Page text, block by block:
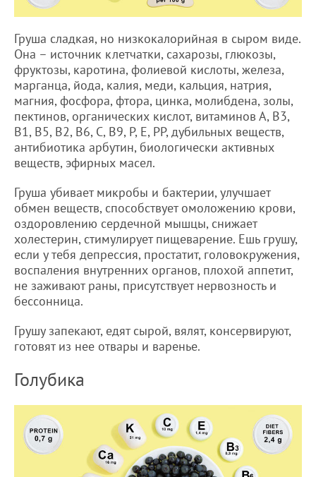
Груша сладкая, но низкокалорийная в сыром виде.
Она – источник клетчатки, сахарозы, глюкозы,
фруктозы, каротина, фолиевой кислоты, железа,
марганца, йода, калия, меди, кальция, натрия,
магния, фосфора, фтора, цинка, молибдена, золы,
пектинов, органических кислот, витаминов А, В3,
В1, В5, В2, В6, С, В9, Р, Е, РР, дубильных веществ,
антибиотика арбутин, биологически активных
веществ, эфирных масел.
Груша убивает микробы и бактерии, улучшает
обмен веществ, способствует омоложению крови,
оздоровлению сердечной мышцы, снижает
холестерин, стимулирует пищеварение. Ешь грушу,
если у тебя депрессия, простатит, головокружения,
воспаления внутренних органов, плохой аппетит,
не заживают раны, присутствует нервозность и
бессонница.
Грушу запекают, едят сырой, вялят, консервируют,
готовят из нее отвары и варенье.
Голубика